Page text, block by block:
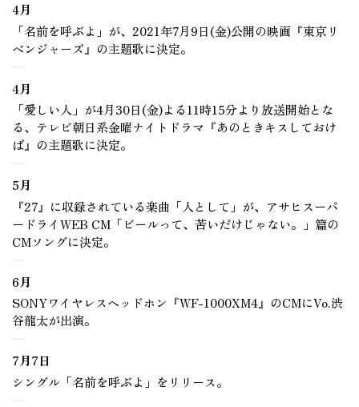
4月
「名前を呼ぶよ」が、2021年7月9日(金)公開の映画『東京リ
ベンジャーズ』の主題歌に決定。
4月
「愛しい人」が4月30日(金)よる11時15分より放送開始とな
る、テレビ朝日系金曜ナイトドラマ『あのときキスしておけ
ば』の主題歌に決定。
5月
『27』に収録されている楽曲「人として」が、アサヒスーパ
ードライWEB CM「ビールって、苦いだけじゃない。」篇の
CMソングに決定。
6月
SONYワイヤレスヘッドホン『WF-1000XM4』のCMにVo.渋
谷龍太が出演。
7月7日
シングル「名前を呼ぶよ」をリリース。